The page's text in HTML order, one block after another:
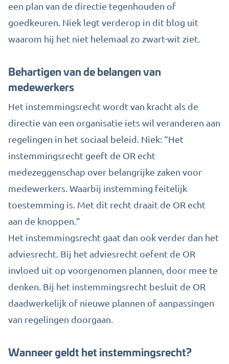
een plan van de directie tegenhouden of
goedkeuren. Niek legt verderop in dit blog uit
waarom hij het niet helemaal zo zwart-wit ziet.
Behartigen van de belangen van
medewerkers
Het instemmingsrecht wordt van kracht als de
directie van een organisatie iets wil veranderen aan
regelingen in het sociaal beleid. Niek: “Het
instemmingsrecht geeft de OR echt
medezeggenschap over belangrijke zaken voor
medewerkers. Waarbij instemming feitelijk
toestemming is. Met dit recht draait de OR echt
aan de knoppen.”
Het instemmingsrecht gaat dan ook verder dan het
adviesrecht. Bij het adviesrecht oefent de OR
invloed uit op voorgenomen plannen, door mee te
denken. Bij het instemmingsrecht besluit de OR
daadwerkelijk of nieuwe plannen of aanpassingen
van regelingen doorgaan.
Wanneer geldt het instemmingsrecht?